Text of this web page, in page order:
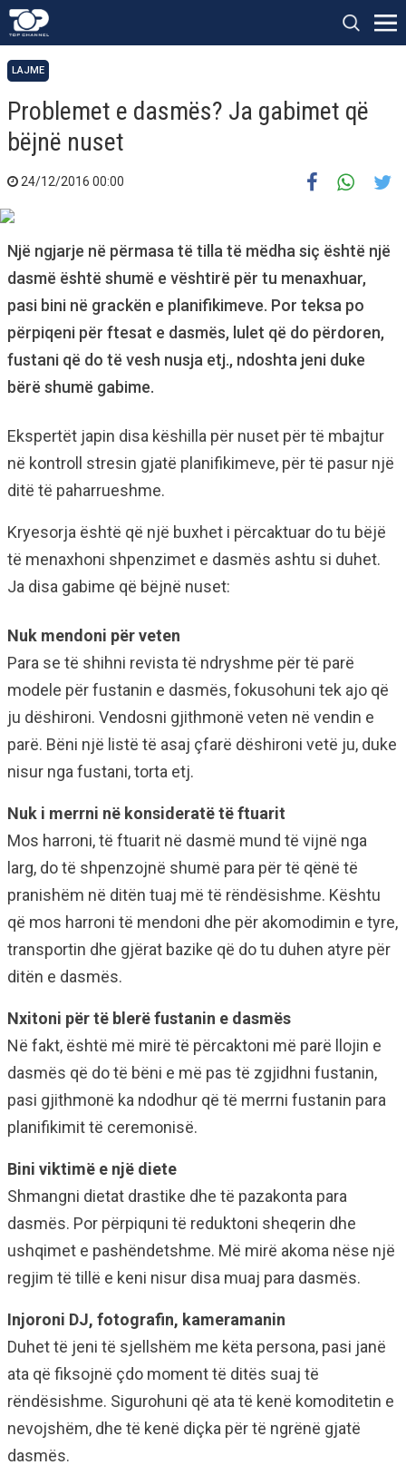
LAJME
Problemet e dasmës? Ja gabimet që
bëjnë nuset
24/12/2016 00:00
Një ngjarje në përmasa të tilla të mëdha siç është një
dasmë është shumë e vështirë për tu menaxhuar,
pasi bini në grackën e planifikimeve. Por teksa po
përpiqeni për ftesat e dasmës, lulet që do përdoren,
fustani që do të vesh nusja etj., ndoshta jeni duke
bërë shumë gabime.
Ekspertët japin disa këshilla për nuset për të mbajtur
në kontroll stresin gjatë planifikimeve, për të pasur një
ditë të paharrueshme.
Kryesorja është që një buxhet i përcaktuar do tu bëjë
të menaxhoni shpenzimet e dasmës ashtu si duhet.
Ja disa gabime që bëjnë nuset:
Nuk mendoni për veten
Para se të shihni revista të ndryshme për të parë
modele për fustanin e dasmës, fokusohuni tek ajo që
ju dëshironi. Vendosni gjithmonë veten në vendin e
parë. Bëni një listë të asaj çfarë dëshironi vetë ju, duke
nisur nga fustani, torta etj.
Nuk i merrni në konsideratë të ftuarit
Mos harroni, të ftuarit në dasmë mund të vijnë nga
larg, do të shpenzojnë shumë para për të qënë të
pranishëm në ditën tuaj më të rëndësishme. Kështu
që mos harroni të mendoni dhe për akomodimin e tyre,
transportin dhe gjërat bazike që do tu duhen atyre për
ditën e dasmës.
Nxitoni për të blerë fustanin e dasmës
Në fakt, është më mirë të përcaktoni më parë llojin e
dasmës që do të bëni e më pas të zgjidhni fustanin,
pasi gjithmonë ka ndodhur që të merrni fustanin para
planifikimit të ceremonisë.
Bini viktimë e një diete
Shmangni dietat drastike dhe të pazakonta para
dasmës. Por përpiquni të reduktoni sheqerin dhe
ushqimet e pashëndetshme. Më mirë akoma nëse një
regjim të tillë e keni nisur disa muaj para dasmës.
Injoroni DJ, fotografin, kameramanin
Duhet të jeni të sjellshëm me këta persona, pasi janë
ata që fiksojnë çdo moment të ditës suaj të
rëndësishme. Sigurohuni që ata të kenë komoditetin e
nevojshëm, dhe të kenë diçka për të ngrënë gjatë
dasmës.